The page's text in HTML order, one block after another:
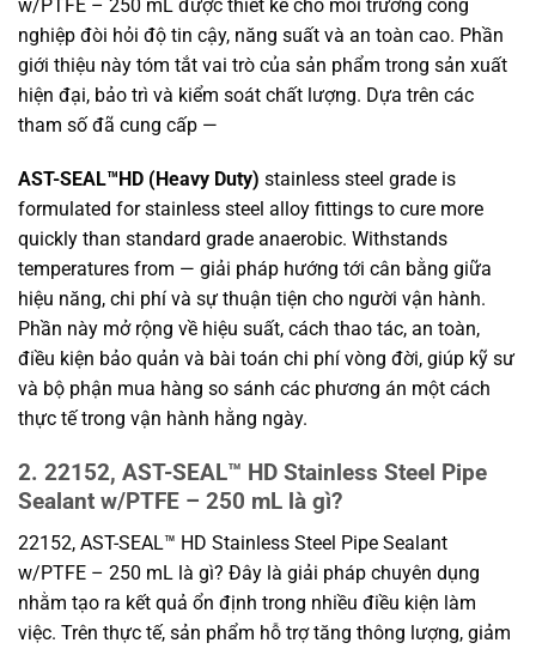
w/PTFE – 250 mL được thiết kế cho môi trường công
nghiệp đòi hỏi độ tin cậy, năng suất và an toàn cao. Phần
giới thiệu này tóm tắt vai trò của sản phẩm trong sản xuất
hiện đại, bảo trì và kiểm soát chất lượng. Dựa trên các
tham số đã cung cấp —
AST-SEAL™HD (Heavy Duty) stainless steel grade is
formulated for stainless steel alloy fittings to cure more
quickly than standard grade anaerobic. Withstands
temperatures from — giải pháp hướng tới cân bằng giữa
hiệu năng, chi phí và sự thuận tiện cho người vận hành.
Phần này mở rộng về hiệu suất, cách thao tác, an toàn,
điều kiện bảo quản và bài toán chi phí vòng đời, giúp kỹ sư
và bộ phận mua hàng so sánh các phương án một cách
thực tế trong vận hành hằng ngày.
2. 22152, AST-SEAL™ HD Stainless Steel Pipe
Sealant w/PTFE – 250 mL là gì?
22152, AST-SEAL™ HD Stainless Steel Pipe Sealant
w/PTFE – 250 mL là gì? Đây là giải pháp chuyên dụng
nhằm tạo ra kết quả ổn định trong nhiều điều kiện làm
việc. Trên thực tế, sản phẩm hỗ trợ tăng thông lượng, giảm